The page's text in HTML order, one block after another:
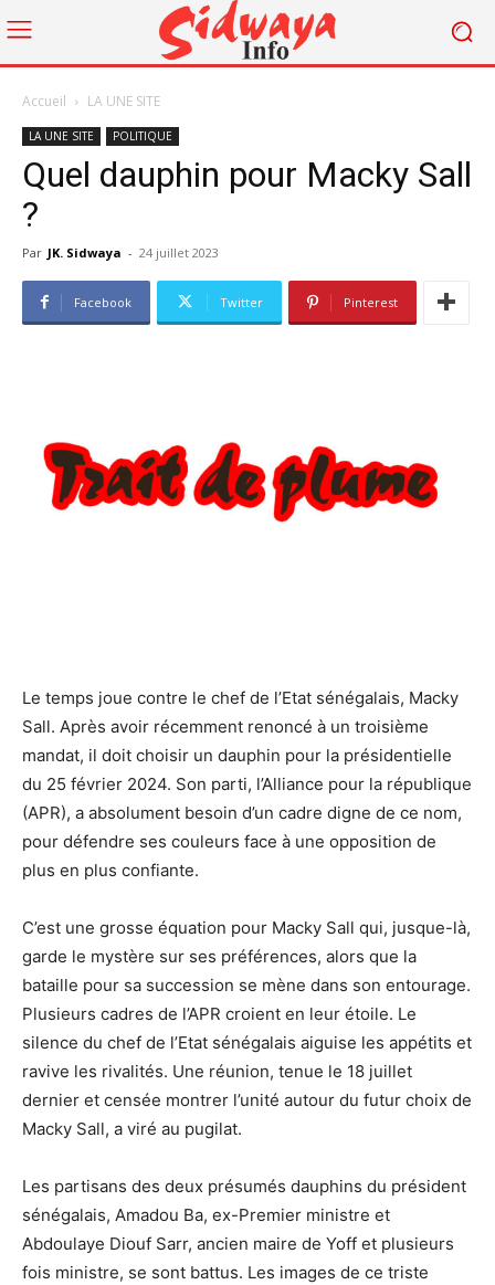
Accueil LA UNE SITE
LA UNE SITE POLITIQUE
Quel dauphin pour Macky Sall
?
Par JK. Sidwaya - 24 juillet 2023
Facebook Twitter Pinterest
Le temps joue contre le chef de l’Etat sénégalais, Macky
Sall. Après avoir récemment renoncé à un troisième
mandat, il doit choisir un dauphin pour la présidentielle
du 25 février 2024. Son parti, l’Alliance pour la république
(APR), a absolument besoin d’un cadre digne de ce nom,
pour défendre ses couleurs face à une opposition de
plus en plus confiante.
C’est une grosse équation pour Macky Sall qui, jusque-là,
garde le mystère sur ses préférences, alors que la
bataille pour sa succession se mène dans son entourage.
Plusieurs cadres de l’APR croient en leur étoile. Le
silence du chef de l’Etat sénégalais aiguise les appétits et
ravive les rivalités. Une réunion, tenue le 18 juillet
dernier et censée montrer l’unité autour du futur choix de
Macky Sall, a viré au pugilat.
Les partisans des deux présumés dauphins du président
sénégalais, Amadou Ba, ex-Premier ministre et
Abdoulaye Diouf Sarr, ancien maire de Yoff et plusieurs
fois ministre, se sont battus. Les images de ce triste